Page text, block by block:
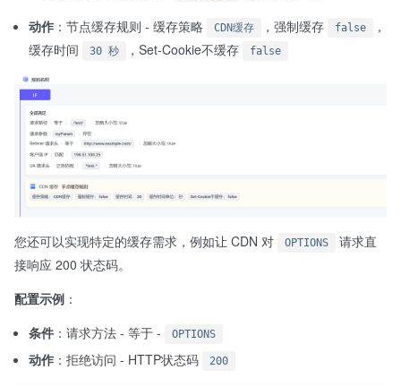
动作 ：节点缓存规则 - 缓存策略 CDN缓存 ，强制缓存 false
，
缓存时间
30 秒 ，Set-Cookie不缓存 false
您还可以实现特定的缓存需求，例如让 CDN 对 OPTIONS
请求直
接响应 200 状态码。
配置示例 ：
条件 ：请求方法 - 等于 - OPTIONS
动作 ：拒绝访问 - HTTP状态码 200